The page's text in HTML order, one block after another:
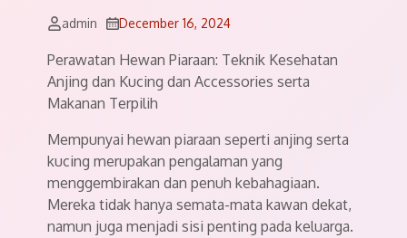
admin December 16, 2024
Perawatan Hewan Piaraan: Teknik Kesehatan
Anjing dan Kucing dan Accessories serta
Makanan Terpilih
Mempunyai hewan piaraan seperti anjing serta
kucing merupakan pengalaman yang
menggembirakan dan penuh kebahagiaan.
Mereka tidak hanya semata-mata kawan dekat,
namun juga menjadi sisi penting pada keluarga.